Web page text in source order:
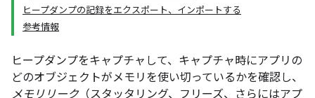
ヒープダンプの記録をエクスポート、インポートする
参考情報
ヒープダンプをキャプチャして、キャプチャ時にアプリの
どのオブジェクトがメモリを使い切っているかを確認し、
メモリリーク（スタッタリング、フリーズ、さらにはアプ